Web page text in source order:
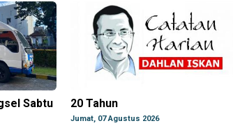
Sabtu
20 Tahun
Jumat, 07 Agustus 2026